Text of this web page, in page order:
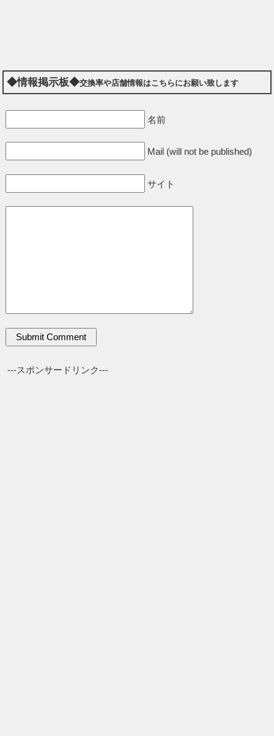
◆情報掲示板◆交換率や店舗情報はこちらにお願い致します
名前
Mail (will not be published)
サイト
---スポンサードリンク---